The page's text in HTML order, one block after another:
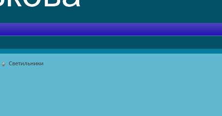
Светильники